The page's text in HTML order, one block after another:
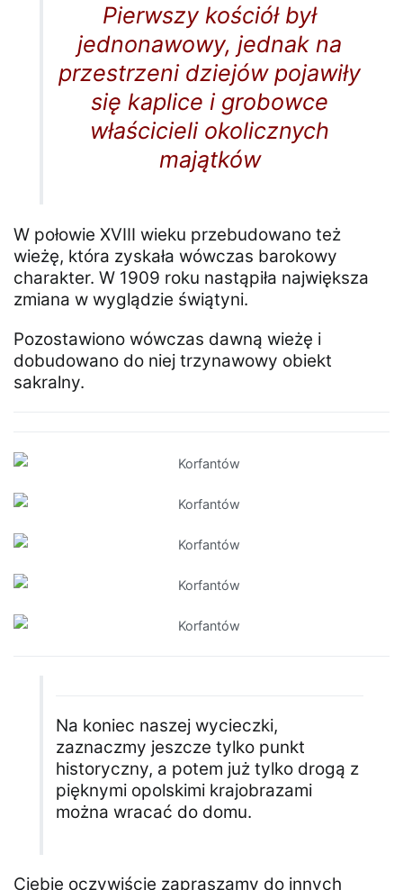
Pierwszy kościół był
jednonawowy, jednak na
przestrzeni dziejów pojawiły
się kaplice i grobowce
właścicieli okolicznych
majątków
W połowie XVIII wieku przebudowano też
wieżę, która zyskała wówczas barokowy
charakter. W 1909 roku nastąpiła największa
zmiana w wyglądzie świątyni.
Pozostawiono wówczas dawną wieżę i
dobudowano do niej trzynawowy obiekt
sakralny.
Na koniec naszej wycieczki,
zaznaczmy jeszcze tylko punkt
historyczny, a potem już tylko drogą z
pięknymi opolskimi krajobrazami
można wracać do domu.
Ciebie oczywiście zapraszamy do innych